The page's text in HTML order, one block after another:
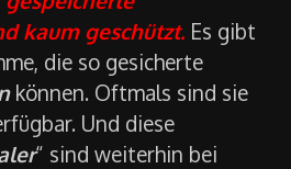
kaum geschützt.Es gibt
die so gesicherte
können. Oftmals sind sie
Und diese